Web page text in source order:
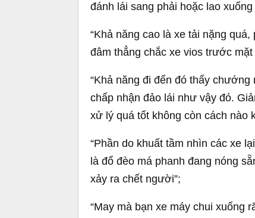
đánh lái sang phải hoặc lao
“Khả năng cao là xe tải nặng
đâm thẳng chắc xe vios trước mặt
“Khả năng đi đến đó thấy
chấp nhận đảo lái như vậy đó.
xử lý quá tốt không còn cách nào
“Phần do khuất tầm nhìn các xe
là đổ đèo má phanh đang nóng
xảy ra chết người”;
“May mà bạn xe máy chui xuống